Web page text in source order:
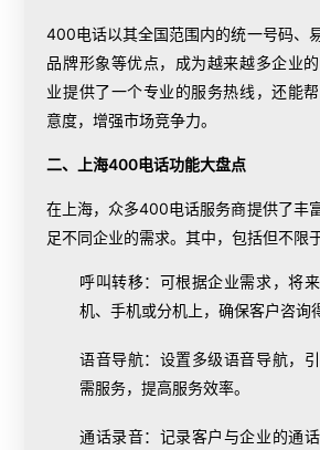
400电话以其全国范围内的统一号码、
品牌形象等优点，成为越来越多企业
业提供了一个专业的服务热线，还能
意度，增强市场竞争力。
二、上海400电话功能大盘点
在上海，众多400电话服务商提供了丰
足不同企业的需求。其中，包括但不限于
呼叫转移：可根据企业需求，将
机、手机或分机上，确保客户咨询
语音导航：设置多级语音导航，
需服务，提高服务效率。
通话录音：记录客户与企业的通